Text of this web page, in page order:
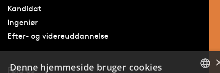
Kandidat
Ingeniør
Efter- og videreuddannelse
Følg os
Denne hjemmeside bruger cookies